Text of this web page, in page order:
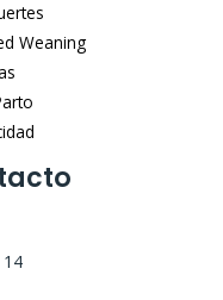
Weaning
14